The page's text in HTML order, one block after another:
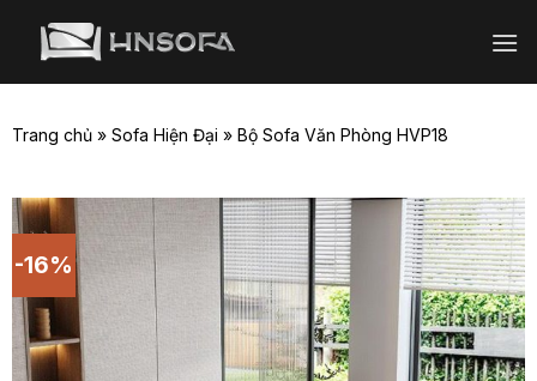
Trang chủ» Sofa Hiện Đại » Bộ Sofa Văn Phòng HVP18
-16%